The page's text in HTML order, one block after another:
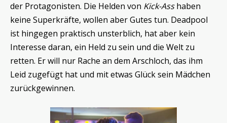
der Protagonisten. Die Helden von Kick-Asshaben
keine Superkräfte, wollen aber Gutes tun. Deadpool
ist hingegen praktisch unsterblich, hat aber kein
Interesse daran, ein Held zu sein und die Welt zu
retten. Er will nur Rache an dem Arschloch, das ihm
Leid zugefügt hat und mit etwas Glück sein Mädchen
zurückgewinnen.